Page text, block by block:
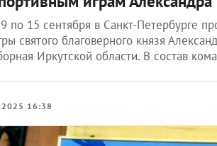
по 15 сентября в Санкт-Петербурге
святого благоверного князя
Иркутской области. В состав
16:38